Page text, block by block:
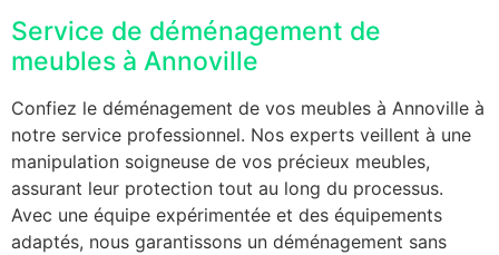
Service de déménagement de
meubles à Annoville
Confiez le déménagement de vos meubles à Annoville à
notre service professionnel. Nos experts veillent à une
manipulation soigneuse de vos précieux meubles,
assurant leur protection tout au long du processus.
Avec une équipe expérimentée et des équipements
adaptés, nous garantissons un déménagement sans